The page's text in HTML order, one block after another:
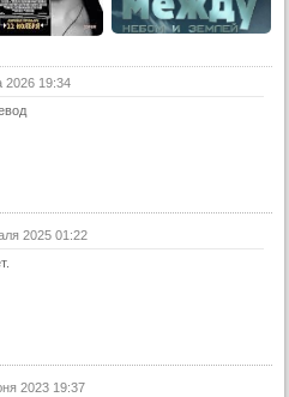
2026 19:34
2025 01:22
2023 19:37